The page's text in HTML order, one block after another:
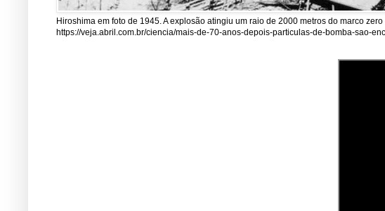
Hiroshima em foto de 1945. A explosão atingiu um raio de 2000 metros do marco
https://veja.abril.com.br/ciencia/mais-de-70-anos-depois-particulas-de-bomba-sao-